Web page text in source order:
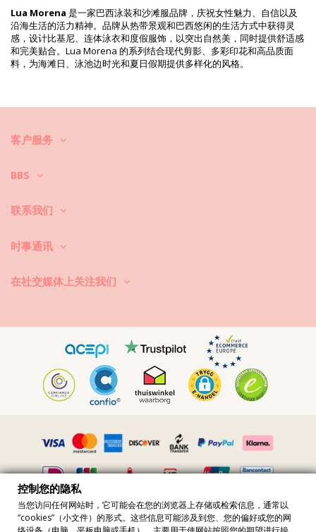
SKU: 1981123059
EAN: XS (7899818610883), S (7899670725565), M (7899670725572),
L (7899670725589), XL (7899670725596)
供应商参考号: 10351002
重量: 55g / 0.12lb / 1.94oz
修饰照片
清洗和护理说明: Lua Morena Top Triangulo Liso Preto
会如何好好对衣物进行护理。如果你想在整个夏天都有比基尼套装穿，优
质面料是必不可少的，但是如何让它持续几年呢？
碎片！）可能会损坏泳衣的柔软面料。
手。切勿使用强力去污剂，如去污剂。使用适合精细织物的产品，一种简
永远记得从你的沙滩包或袋子里拿出湿游泳衣。不要让它长时间处于潮湿
如果游泳衣有污点，试着趁它还湿的时候轻拍它。如果污渍干了，不要通
过刮来去除。你可能会破坏染料。最好请求帮助你当地的干洗店。
如何弄干？永远不要在阳光下直接暴晒。拿条毛巾，穿上比基尼或泳衣，
小心地卷起来，以排除多余的水。把它平放在毛巾上，让它在阴凉处干
燥。直接暴露在阳光下可能会褪色。请勿使用烘干机。
Lua Morena 是一家巴西泳装和沙滩服品牌，庆祝女性魅力、自信以及
沿海生活的活力精神。品牌从热带景观和巴西悠闲的生活方式中获得灵
感，设计比基尼、连体泳衣和度假服饰，以突出自然美，同时提供舒适感
和完美贴合。Lua Morena 的系列结合现代剪影、多彩印花和高品质面
料，为海滩日、泳池边时光和夏日假期提供多样化的风格。
客户服务
BBS
联系我们
时事通讯
在社交媒体上关注我们
所有價格均含增值稅 · 增值稅稅號 FR36509778270 · 版權所有 ©2023
控制您的隐私
当您访问任何网站时，它可能会在您的浏览器上存储或检索信息，通常以
“cookies”（小文件）的形式。这些信息可能涉及到您、您的偏好或您的网